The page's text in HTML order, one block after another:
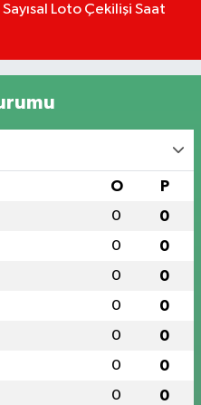
Loto Çekilişi Saat
O P
0 0
0 0
0 0
0 0
0 0
0 0
0 0